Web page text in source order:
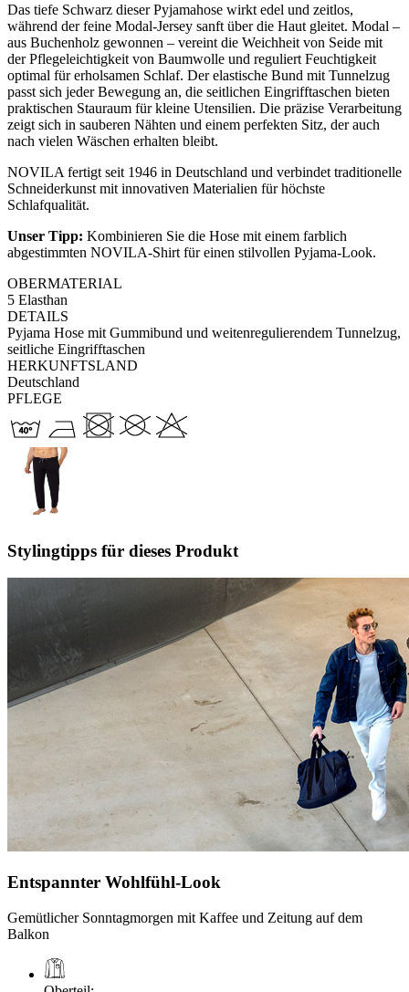
Das tiefe Schwarz dieser Pyjamahose wirkt edel und zeitlos,
während der feine Modal-Jersey sanft über die Haut gleitet. Modal –
aus Buchenholz gewonnen – vereint die Weichheit von Seide mit
der Pflegeleichtigkeit von Baumwolle und reguliert Feuchtigkeit
optimal für erholsamen Schlaf. Der elastische Bund mit Tunnelzug
passt sich jeder Bewegung an, die seitlichen Eingrifftaschen bieten
praktischen Stauraum für kleine Utensilien. Die präzise Verarbeitung
zeigt sich in sauberen Nähten und einem perfekten Sitz, der auch
nach vielen Wäschen erhalten bleibt.
NOVILA fertigt seit 1946 in Deutschland und verbindet traditionelle
Schneiderkunst mit innovativen Materialien für höchste
Schlafqualität.
Unser Tipp: Kombinieren Sie die Hose mit einem farblich
abgestimmten NOVILA-Shirt für einen stilvollen Pyjama-Look.
OBERMATERIAL
5 Elasthan
DETAILS
Pyjama Hose mit Gummibund und weitenregulierendem Tunnelzug,
seitliche Eingrifftaschen
HERKUNFTSLAND
Deutschland
PFLEGE
Stylingtipps für dieses Produkt
Entspannter Wohlfühl-Look
Gemütlicher Sonntagmorgen mit Kaffee und Zeitung auf dem
Balkon